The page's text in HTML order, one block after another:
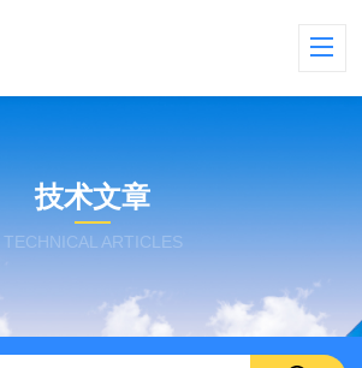
技术文章
TECHNICAL ARTICLES